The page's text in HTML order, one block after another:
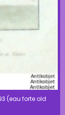
(eau forte old